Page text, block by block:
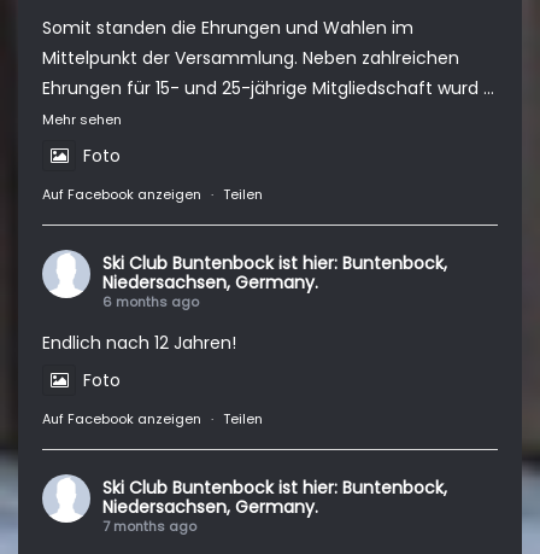
Somit standen die Ehrungen und Wahlen im
Mittelpunkt der Versammlung. Neben zahlreichen
Ehrungen für 15- und 25-jährige Mitgliedschaft wurd ...
Mehr sehen
Foto
Auf Facebook anzeigen · Teilen
Ski Club Buntenbock ist hier: Buntenbock,
Niedersachsen, Germany.
6 months ago
Endlich nach 12 Jahren!
Foto
Auf Facebook anzeigen · Teilen
Ski Club Buntenbock ist hier: Buntenbock,
Niedersachsen, Germany.
7 months ago